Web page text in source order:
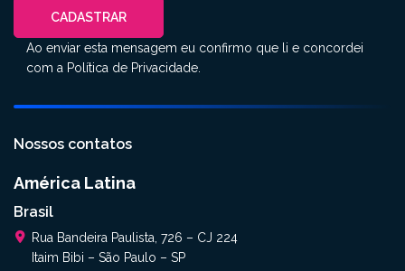
CADASTRAR
Ao enviar esta mensagem eu confirmo que li e concordei
com a Política de Privacidade.
Nossos contatos
América Latina
Brasil
Rua Bandeira Paulista, 726 – CJ 224
Itaim Bibi – São Paulo – SP